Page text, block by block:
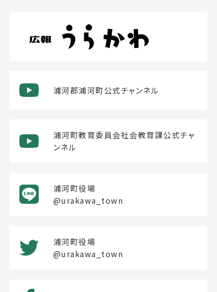
浦河郡浦河町公式チャンネル
浦河町教育委員会社会教育課公式チャ
ンネル
浦河町役場
@urakawa_town
浦河町役場
@urakawa_town